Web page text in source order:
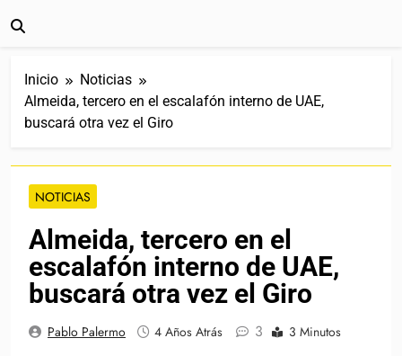
Inicio
Noticias
Almeida, tercero en el escalafón interno de UAE,
buscará otra vez el Giro
NOTICIAS
Almeida, tercero en el
escalafón interno de UAE,
buscará otra vez el Giro
Pablo Palermo 4 Años Atrás 3 3 Minutos